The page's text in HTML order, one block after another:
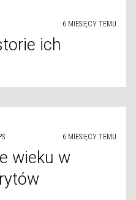
6 MIESIĘCY TEMU
ich
6 MIESIĘCY TEMU
wieku w